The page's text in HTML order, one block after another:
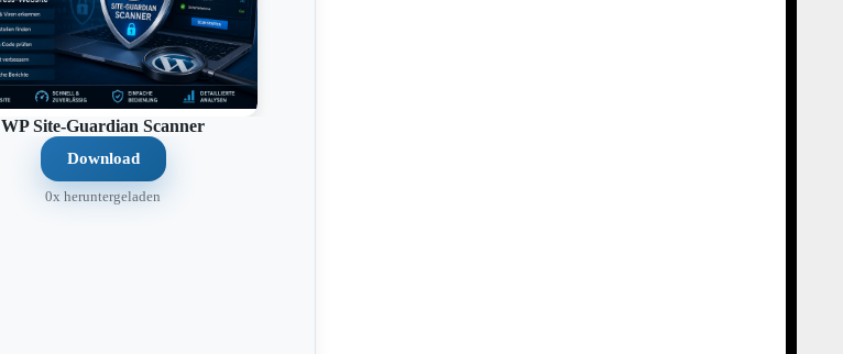
WP Site-Guardian Scanner
Download
0x heruntergeladen